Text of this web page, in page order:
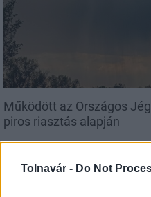
Tolnavár - Do Not
Működött az Országos
piros riasztás alapján